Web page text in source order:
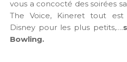
vous a concocté des soirées
The Voice, Kineret tout est
Disney pour les plus petits,….
Bowling.